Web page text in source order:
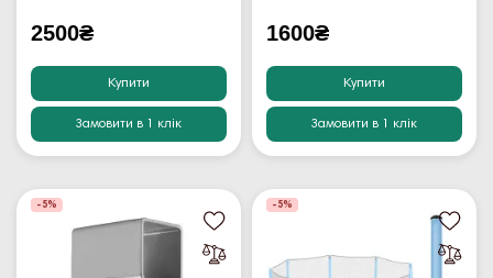
2500₴
Купити
Замовити в 1 клік
1600₴
Купити
Замовити в 1 клік
-5% -5%